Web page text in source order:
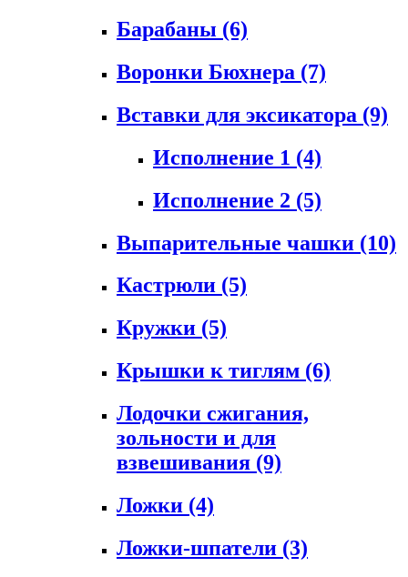
Барабаны (6)
Воронки Бюхнера (7)
Вставки для эксикатора (9)
Исполнение 1 (4)
Исполнение 2 (5)
Выпарительные чашки (10)
Кастрюли (5)
Кружки (5)
Крышки к тиглям (6)
Лодочки сжигания,
зольности и для
взвешивания (9)
Ложки (4)
Ложки-шпатели (3)